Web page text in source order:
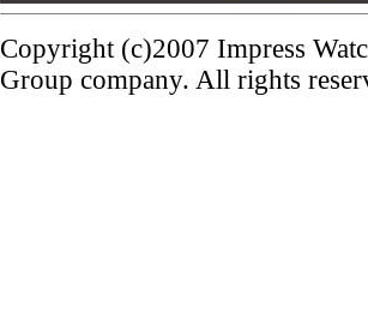
Copyright (c)2007 Impress
Group company. All rights